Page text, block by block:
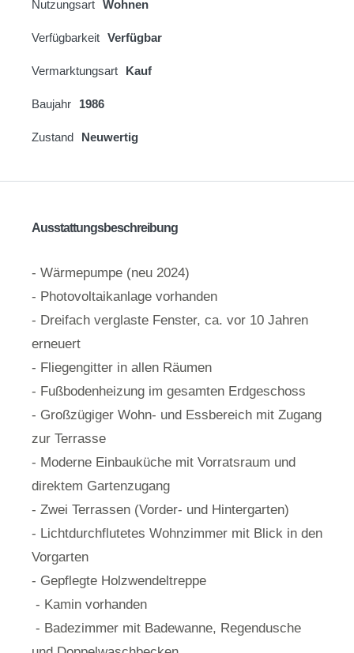
Nutzungsart Wohnen
Verfügbarkeit Verfügbar
Vermarktungsart Kauf
Baujahr 1986
Zustand Neuwertig
Ausstattungsbeschreibung
- Wärmepumpe (neu 2024)
- Photovoltaikanlage vorhanden
- Dreifach verglaste Fenster, ca. vor 10 Jahren
erneuert
- Fliegengitter in allen Räumen
- Fußbodenheizung im gesamten Erdgeschoss
- Großzügiger Wohn- und Essbereich mit Zugang
zur Terrasse
- Moderne Einbauküche mit Vorratsraum und
direktem Gartenzugang
- Zwei Terrassen (Vorder- und Hintergarten)
- Lichtdurchflutetes Wohnzimmer mit Blick in den
Vorgarten
- Gepflegte Holzwendeltreppe
- Kamin vorhanden
- Badezimmer mit Badewanne, Regendusche